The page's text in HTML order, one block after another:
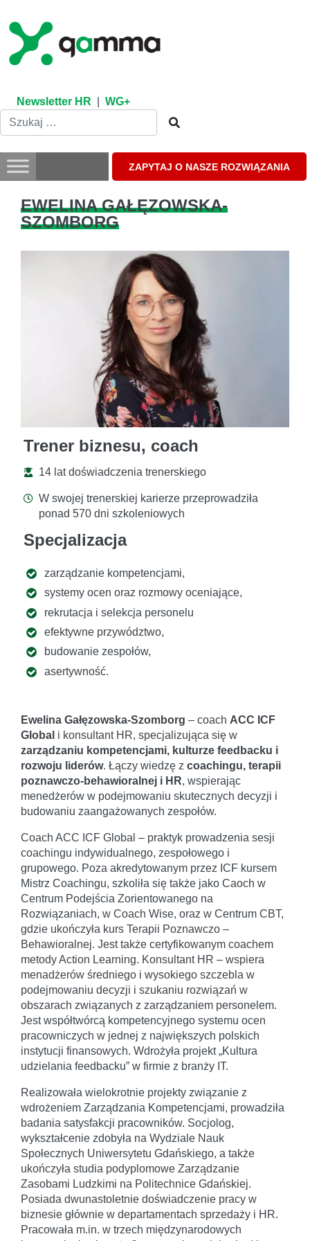
content
Newsletter HR WG+
ZAPYTAJ O NASZE ROZWIĄZANIA
EWELINA GAŁĘZOWSKA-
SZOMBORG
Trener biznesu, coach
14 lat doświadczenia trenerskiego
W swojej trenerskiej karierze przeprowadziła
ponad 570 dni szkoleniowych
Specjalizacja
zarządzanie kompetencjami,
systemy ocen oraz rozmowy oceniające,
rekrutacja i selekcja personelu
efektywne przywództwo,
budowanie zespołów,
asertywność.
Ewelina Gałęzowska-Szomborg – coach ACC ICF
Global i konsultant HR, specjalizująca się w
zarządzaniu kompetencjami, kulturze feedbacku i
rozwoju liderów. Łączy wiedzę z coachingu, terapii
poznawczo-behawioralnej i HR, wspierając
menedżerów w podejmowaniu skutecznych decyzji i
budowaniu zaangażowanych zespołów.
Coach ACC ICF Global – praktyk prowadzenia sesji
coachingu indywidualnego, zespołowego i
grupowego. Poza akredytowanym przez ICF kursem
Mistrz Coachingu, szkoliła się także jako Caoch w
Centrum Podejścia Zorientowanego na
Rozwiązaniach, w Coach Wise, oraz w Centrum CBT,
gdzie ukończyła kurs Terapii Poznawczo –
Behawioralnej. Jest także certyfikowanym coachem
metody Action Learning. Konsultant HR – wspiera
menadżerów średniego i wysokiego szczebla w
podejmowaniu decyzji i szukaniu rozwiązań w
obszarach związanych z zarządzaniem personelem.
Jest współtwórcą kompetencyjnego systemu ocen
pracowniczych w jednej z największych polskich
instytucji finansowych. Wdrożyła projekt „Kultura
udzielania feedbacku” w firmie z branży IT.
Realizowała wielokrotnie projekty związanie z
wdrożeniem Zarządzania Kompetencjami, prowadziła
badania satysfakcji pracowników. Socjolog,
wykształcenie zdobyła na Wydziale Nauk
Społecznych Uniwersytetu Gdańskiego, a także
ukończyła studia podyplomowe Zarządzanie
Zasobami Ludzkimi na Politechnice Gdańskiej.
Posiada dwunastoletnie doświadczenie pracy w
biznesie głównie w departamentach sprzedaży i HR.
Pracowała m.in. w trzech międzynarodowych